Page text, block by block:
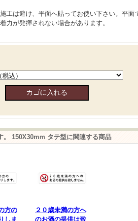
工は避け、平面へ貼ってお使い下さい。平面
力が発揮されない場合があります。
。 150X30mm タテ型に関連する商品
方の
しま
２０歳未満の方へ
のお酒の提供は致